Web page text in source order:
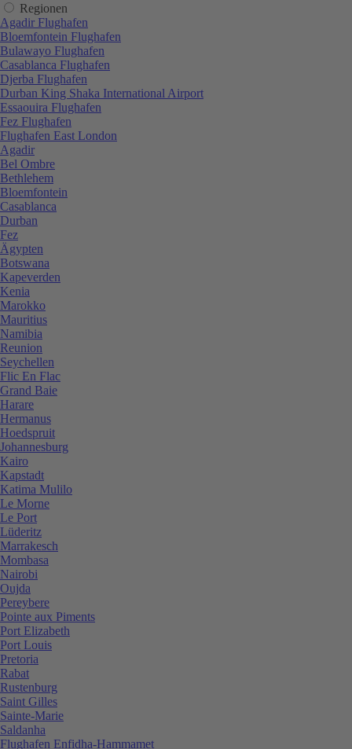
Regionen
Agadir Flughafen
Bloemfontein Flughafen
Bulawayo Flughafen
Casablanca Flughafen
Djerba Flughafen
Durban King Shaka International Airport
Essaouira Flughafen
Fez Flughafen
Flughafen East London
Agadir
Bel Ombre
Bethlehem
Bloemfontein
Casablanca
Durban
Fez
Ägypten
Botswana
Kapeverden
Kenia
Marokko
Mauritius
Namibia
Reunion
Seychellen
Flic En Flac
Grand Baie
Harare
Hermanus
Hoedspruit
Johannesburg
Kairo
Kapstadt
Katima Mulilo
Le Morne
Le Port
Lüderitz
Marrakesch
Mombasa
Nairobi
Oujda
Pereybere
Pointe aux Piments
Port Elizabeth
Port Louis
Pretoria
Rabat
Rustenburg
Saint Gilles
Sainte-Marie
Saldanha
Flughafen Enfidha-Hammamet